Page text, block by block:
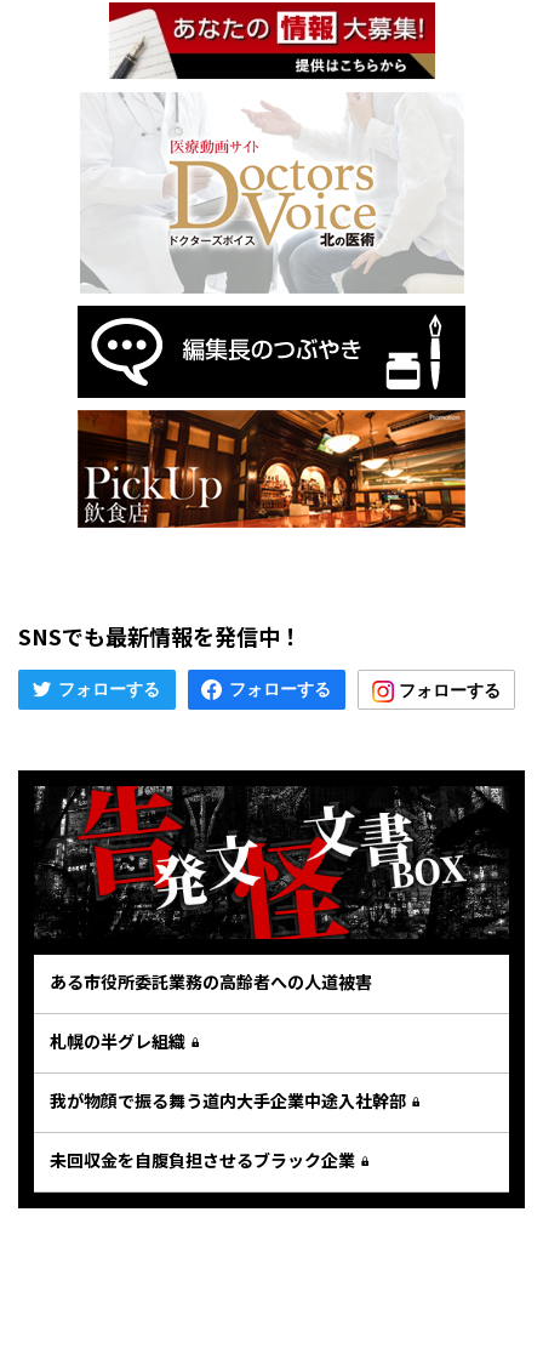
SNSでも最新情報を発信中！
ある市役所委託業務の高齢者への人道被害
札幌の半グレ組織
我が物顔で振る舞う道内大手企業中途入社幹部
未回収金を自腹負担させるブラック企業